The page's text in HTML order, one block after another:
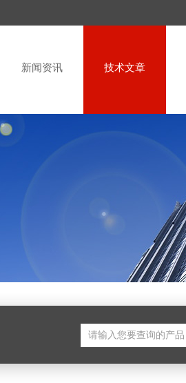
新闻资讯 技术文章